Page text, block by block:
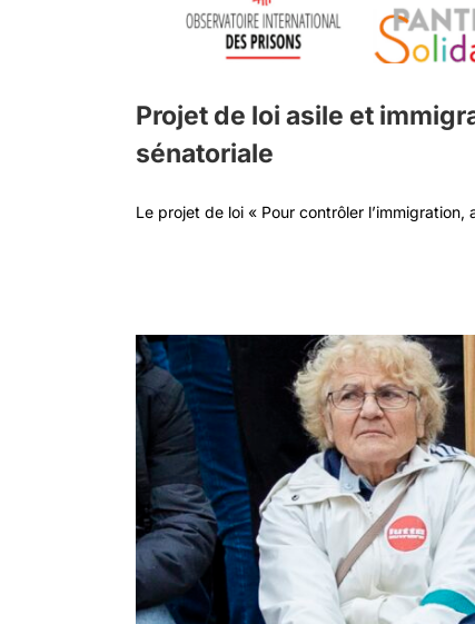
Projet de loi asile et
sénatoriale
Le projet de loi « Pour contrôler l’immigration,